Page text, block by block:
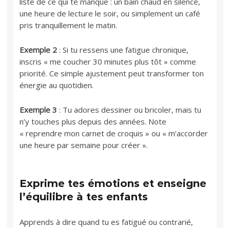
une heure de lecture le soir, ou simplement un café
pris tranquillement le matin.
Exemple 2 : Si tu ressens une fatigue chronique,
inscris « me coucher 30 minutes plus tôt » comme
priorité. Ce simple ajustement peut transformer ton
énergie au quotidien.
Exemple 3 : Tu adores dessiner ou bricoler, mais tu
n’y touches plus depuis des années. Note
« reprendre mon carnet de croquis » ou « m’accorder
une heure par semaine pour créer ».
Exprime tes émotions et enseigne
l’équilibre à tes enfants
Apprends à dire quand tu es fatigué ou contrarié,